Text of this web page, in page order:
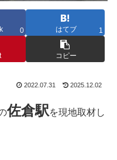
0 はてブ 1
コピー
2022.07.31 2025.12.02
佐倉駅を現地取材し